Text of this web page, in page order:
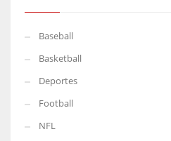
Baseball
Basketball
Deportes
Football
NFL